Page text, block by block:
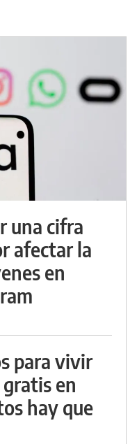
una cifra
afectar la
en
para vivir
en
hay que